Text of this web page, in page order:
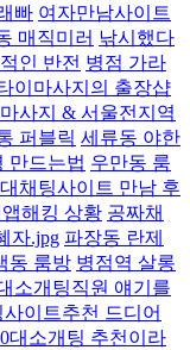
빠 여자만남사이트
매직미러 낚시했다
인 반전 병점 가라
이마사지의 출장샵
사지 & 서울전지역
퍼블릭 세류동 야한
만드는법 우만동 룸
채팅사이트 만남 후
해킹 상황 공짜채
자.jpg 파장동 란제
동 룸방 병점역 살롱
소개팅직원 얘기를
이트추천 드디어
대소개팅 추천이라